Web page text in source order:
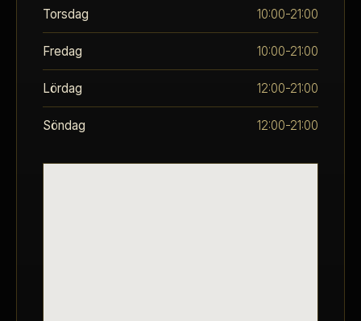
Torsdag 10:00-21:00
Fredag 10:00-21:00
Lördag 12:00-21:00
Söndag 12:00-21:00